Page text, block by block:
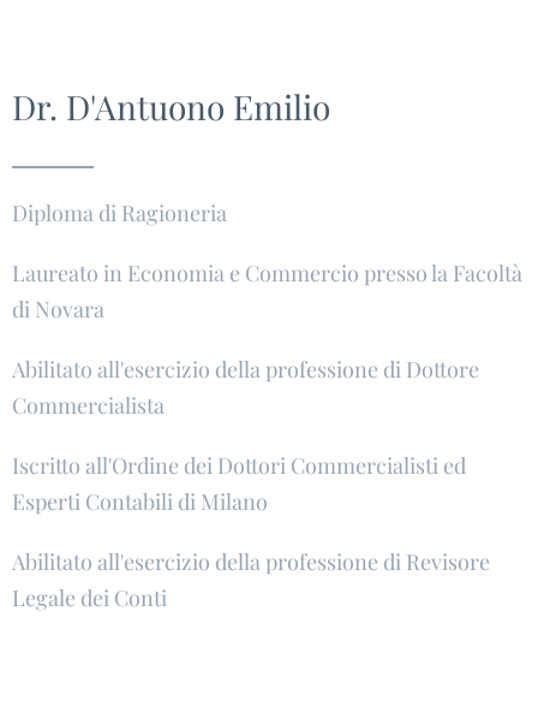
Dr. D'Antuono Emilio
Diploma di Ragioneria
Laureato in Economia e Commercio presso la Facoltà
di Novara
Abilitato all'esercizio della professione di Dottore
Commercialista
Iscritto all'Ordine dei Dottori Commercialisti ed
Esperti Contabili di Milano
Abilitato all'esercizio della professione di Revisore
Legale dei Conti